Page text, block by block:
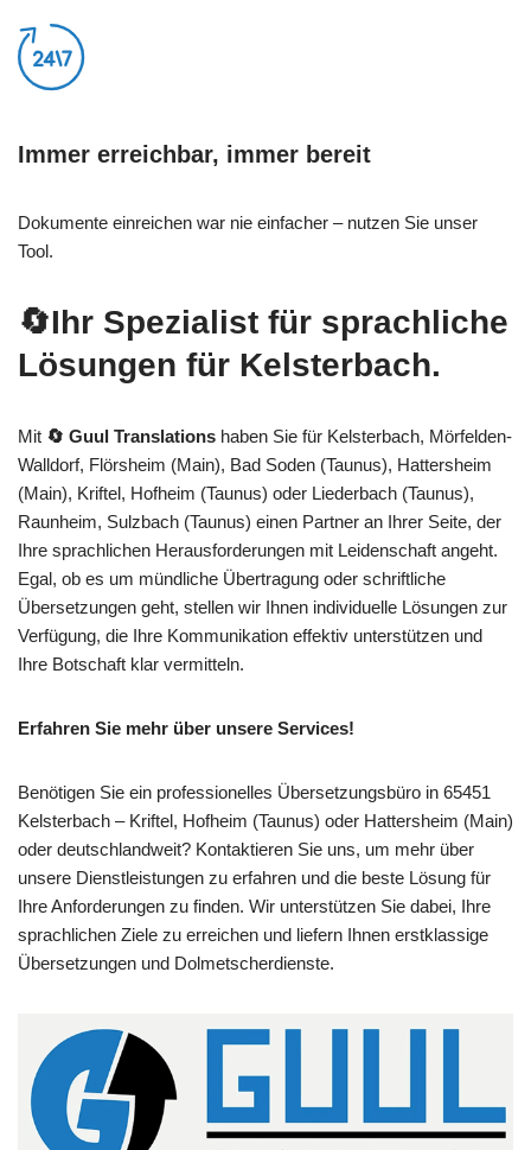
Immer erreichbar, immer bereit
Dokumente einreichen war nie einfacher – nutzen Sie unser
Tool.
🔄Ihr Spezialist für sprachliche
Lösungen für Kelsterbach.
Mit 🔄 Guul Translations haben Sie für Kelsterbach, Mörfelden-
Walldorf, Flörsheim (Main), Bad Soden (Taunus), Hattersheim
(Main), Kriftel, Hofheim (Taunus) oder Liederbach (Taunus),
Raunheim, Sulzbach (Taunus) einen Partner an Ihrer Seite, der
Ihre sprachlichen Herausforderungen mit Leidenschaft angeht.
Egal, ob es um mündliche Übertragung oder schriftliche
Übersetzungen geht, stellen wir Ihnen individuelle Lösungen zur
Verfügung, die Ihre Kommunikation effektiv unterstützen und
Ihre Botschaft klar vermitteln.
Erfahren Sie mehr über unsere Services!
Benötigen Sie ein professionelles Übersetzungsbüro in 65451
Kelsterbach – Kriftel, Hofheim (Taunus) oder Hattersheim (Main)
oder deutschlandweit? Kontaktieren Sie uns, um mehr über
unsere Dienstleistungen zu erfahren und die beste Lösung für
Ihre Anforderungen zu finden. Wir unterstützen Sie dabei, Ihre
sprachlichen Ziele zu erreichen und liefern Ihnen erstklassige
Übersetzungen und Dolmetscherdienste.